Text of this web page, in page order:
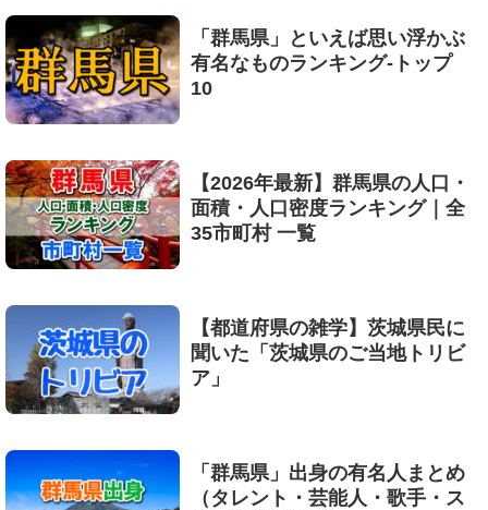
「群馬県」といえば思い浮かぶ
有名なものランキング-トップ
10
【2026年最新】群馬県の人口・
面積・人口密度ランキング｜全
35市町村 一覧
【都道府県の雑学】茨城県民に
聞いた「茨城県のご当地トリビ
ア」
「群馬県」出身の有名人まとめ
（タレント・芸能人・歌手・ス